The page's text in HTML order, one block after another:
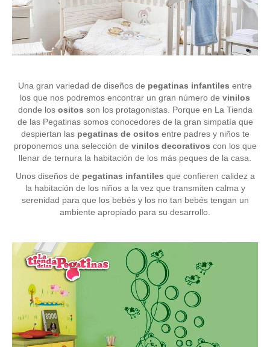
Una gran variedad de diseños de pegatinas infantiles entre
los que nos podremos encontrar un gran número de vinilos
donde los ositos son los protagonistas. Porque en La Tienda
de las Pegatinas somos conocedores de la gran simpatía que
despiertan las pegatinas de ositos entre padres y niños te
proponemos una selección de vinilos decorativos con los que
llenar de ternura la habitación de los más peques de la casa.
Unos diseños de pegatinas infantiles que confieren calidez a
la habitación de los niños a la vez que transmiten calma y
serenidad para que los bebés y los no tan bebés tengan un
ambiente apropiado para su desarrollo.